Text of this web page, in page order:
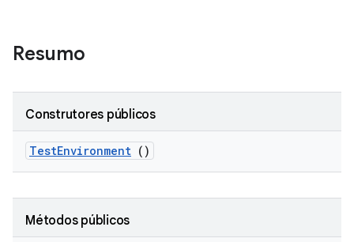
Resumo
Construtores públicos
TestEnvironment ()
Métodos públicos